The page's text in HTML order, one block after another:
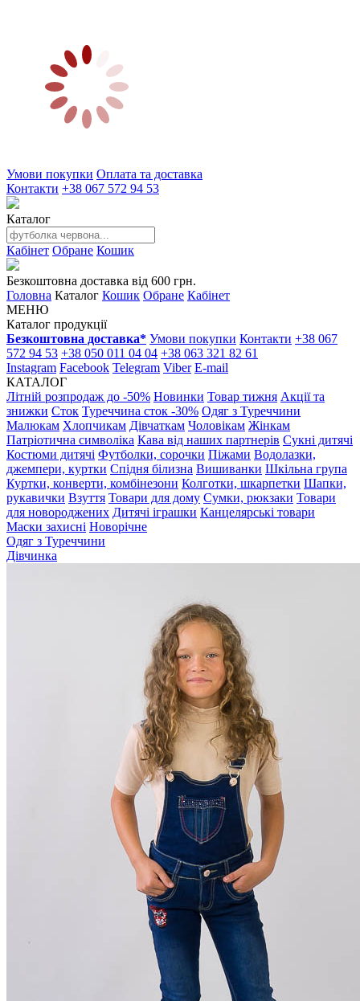
Умови покупки Оплата та доставка
Контакти +38 067 572 94 53
Каталог
Кабінет Обране Кошик
Безкоштовна доставка від 600 грн.
Головна Каталог Кошик Обране Кабінет
МЕНЮ
Каталог продукції
Безкоштовна доставка* Умови покупки Контакти +38 067
572 94 53 +38 050 011 04 04 +38 063 321 82 61
Instagram Facebook Telegram Viber E-mail
КАТАЛОГ
Літній розпродаж до -50% Новинки Товар тижня Акції та
знижки Сток Туреччина сток -30% Одяг з Туреччини
Малюкам Хлопчикам Дівчаткам Чоловікам Жінкам
Патріотична символіка Кава від наших партнерів Сукні дитячі
Костюми дитячі Футболки, сорочки Піжами Водолазки,
джемпери, куртки Спідня білизна Вишиванки Шкільна група
Куртки, конверти, комбінезони Колготки, шкарпетки Шапки,
рукавички Взуття Товари для дому Сумки, рюкзаки Товари
для новороджених Дитячі іграшки Канцелярські товари
Маски захисні Новорічне
Одяг з Туреччини
Дівчинка